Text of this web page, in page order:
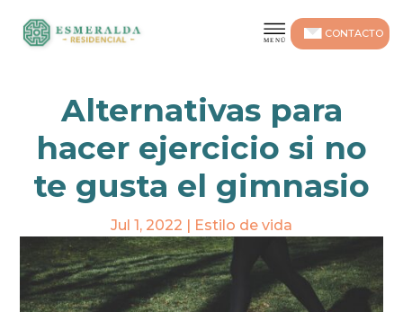
Alternativas para
hacer ejercicio si no
te gusta el gimnasio
Jul 1, 2022 | Estilo de vida
CONTACTO